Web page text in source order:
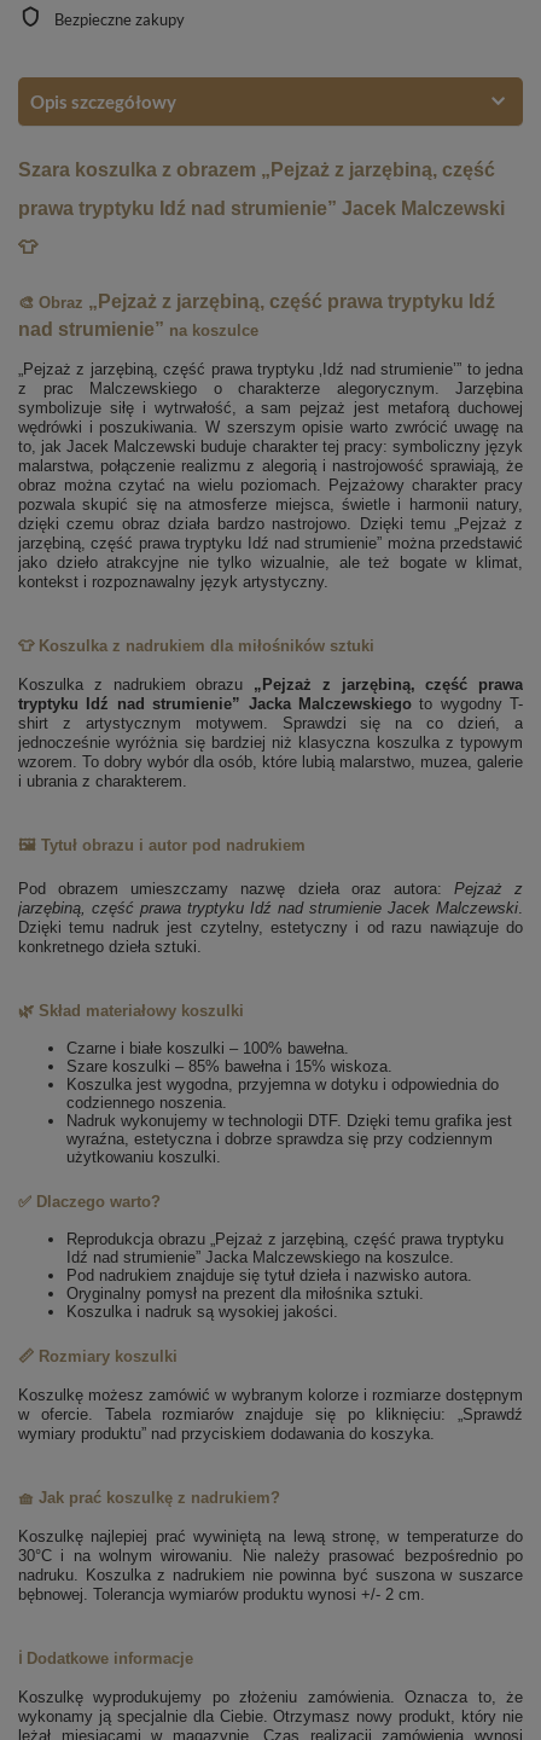
Bezpieczne zakupy
Opis szczegółowy
Szara koszulka z obrazem „Pejzaż z jarzębiną, część
prawa tryptyku Idź nad strumienie” Jacek Malczewski
👕
🎨 Obraz „Pejzaż z jarzębiną, część prawa tryptyku Idź
nad strumienie” na koszulce
„Pejzaż z jarzębiną, część prawa tryptyku ‚Idź nad strumienie’” to jedna
z prac Malczewskiego o charakterze alegorycznym. Jarzębina
symbolizuje siłę i wytrwałość, a sam pejzaż jest metaforą duchowej
wędrówki i poszukiwania. W szerszym opisie warto zwrócić uwagę na
to, jak Jacek Malczewski buduje charakter tej pracy: symboliczny język
malarstwa, połączenie realizmu z alegorią i nastrojowość sprawiają, że
obraz można czytać na wielu poziomach. Pejzażowy charakter pracy
pozwala skupić się na atmosferze miejsca, świetle i harmonii natury,
dzięki czemu obraz działa bardzo nastrojowo. Dzięki temu „Pejzaż z
jarzębiną, część prawa tryptyku Idź nad strumienie” można przedstawić
jako dzieło atrakcyjne nie tylko wizualnie, ale też bogate w klimat,
kontekst i rozpoznawalny język artystyczny.
👕 Koszulka z nadrukiem dla miłośników sztuki
Koszulka z nadrukiem obrazu „Pejzaż z jarzębiną, część prawa
tryptyku Idź nad strumienie” Jacka Malczewskiegoto wygodny T-
shirt z artystycznym motywem. Sprawdzi się na co dzień, a
jednocześnie wyróżnia się bardziej niż klasyczna koszulka z typowym
wzorem. To dobry wybór dla osób, które lubią malarstwo, muzea, galerie
i ubrania z charakterem.
🖼️ Tytuł obrazu i autor pod nadrukiem
Pod obrazem umieszczamy nazwę dzieła oraz autora: Pejzaż z
jarzębiną, część prawa tryptyku Idź nad strumienie Jacek Malczewski.
Dzięki temu nadruk jest czytelny, estetyczny i od razu nawiązuje do
konkretnego dzieła sztuki.
🌿 Skład materiałowy koszulki
Czarne i białe koszulki – 100% bawełna.
Szare koszulki – 85% bawełna i 15% wiskoza.
Koszulka jest wygodna, przyjemna w dotyku i odpowiednia do
codziennego noszenia.
Nadruk wykonujemy w technologii DTF. Dzięki temu grafika jest
wyraźna, estetyczna i dobrze sprawdza się przy codziennym
użytkowaniu koszulki.
✅ Dlaczego warto?
Reprodukcja obrazu „Pejzaż z jarzębiną, część prawa tryptyku
Idź nad strumienie” Jacka Malczewskiego na koszulce.
Pod nadrukiem znajduje się tytuł dzieła i nazwisko autora.
Oryginalny pomysł na prezent dla miłośnika sztuki.
Koszulka i nadruk są wysokiej jakości.
📏 Rozmiary koszulki
Koszulkę możesz zamówić w wybranym kolorze i rozmiarze dostępnym
w ofercie. Tabela rozmiarów znajduje się po kliknięciu: „Sprawdź
wymiary produktu” nad przyciskiem dodawania do koszyka.
🧺 Jak prać koszulkę z nadrukiem?
Koszulkę najlepiej prać wywiniętą na lewą stronę, w temperaturze do
30°C i na wolnym wirowaniu. Nie należy prasować bezpośrednio po
nadruku. Koszulka z nadrukiem nie powinna być suszona w suszarce
bębnowej. Tolerancja wymiarów produktu wynosi +/- 2 cm.
ℹ️ Dodatkowe informacje
Koszulkę wyprodukujemy po złożeniu zamówienia. Oznacza to, że
wykonamy ją specjalnie dla Ciebie. Otrzymasz nowy produkt, który nie
leżał miesiącami w magazynie. Czas realizacji zamówienia wynosi